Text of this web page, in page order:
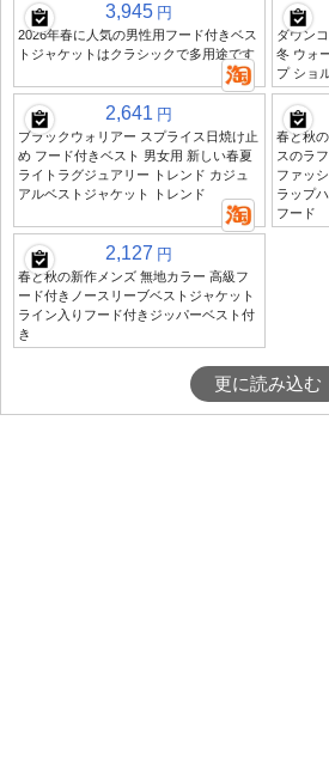
3,945 円
2026年春に人気の男性用フード付きベス
トジャケットはクラシックで多用途です
ダウン
冬 ウォ
プ ショ
2,641 円
ブラックウォリアー スプライス日焼け止
め フード付きベスト 男女用 新しい春夏
ライトラグジュアリー トレンド カジュ
アルベストジャケット トレンド
春と秋
スのラ
ファッ
ラップ
フード
2,127 円
春と秋の新作メンズ 無地カラー 高級フ
ード付きノースリーブベストジャケット
ライン入りフード付きジッパーベスト付
き
更に読み込む